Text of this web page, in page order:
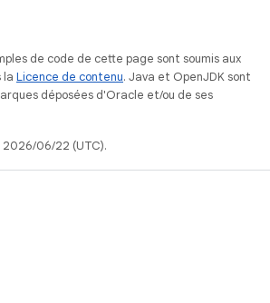
de code de cette page sont soumis aux
la Licence de contenu. Java et OpenJDK sont
déposées d'Oracle et/ou de ses
2026/06/22 (UTC).